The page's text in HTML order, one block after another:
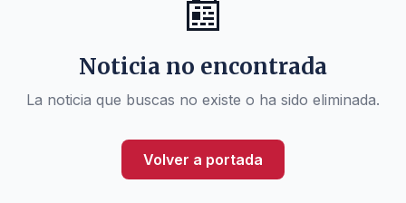
📰
Noticia no encontrada
La noticia que buscas no existe o ha sido eliminada.
Volver a portada